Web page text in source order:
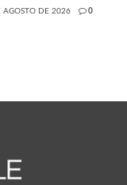
AGOSTO DE 2026 0